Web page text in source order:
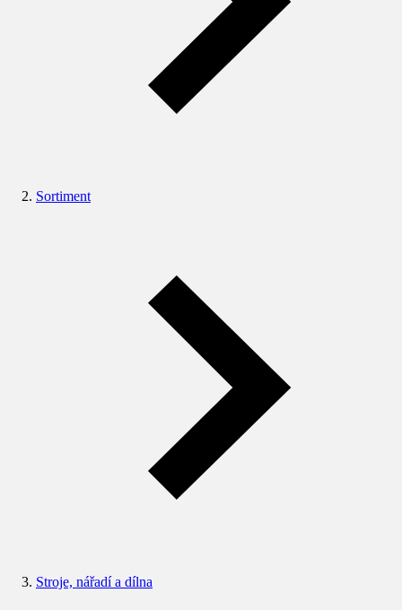
Sortiment
Stroje, nářadí a dílna